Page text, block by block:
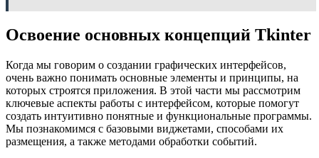
Освоение основных концепций Tkinter
Когда мы говорим о создании графических интерфейсов,
очень важно понимать основные элементы и принципы, на
которых строятся приложения. В этой части мы рассмотрим
ключевые аспекты работы с интерфейсом, которые помогут
создать интуитивно понятные и функциональные программы.
Мы познакомимся с базовыми виджетами, способами их
размещения, а также методами обработки событий.